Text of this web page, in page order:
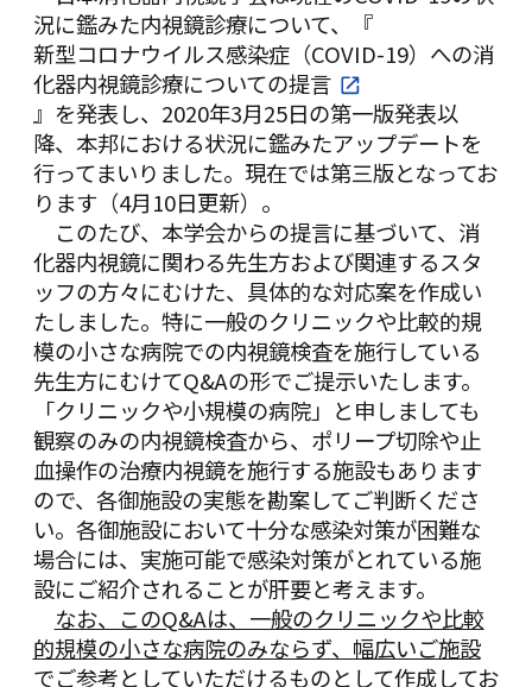
況に鑑みた内視鏡診療について、『
新型コロナウイルス感染症（COVID-19）への消
化器内視鏡診療についての提言
』を発表し、2020年3月25日の第一版発表以
降、本邦における状況に鑑みたアップデートを
行ってまいりました。現在では第三版となってお
ります（4月10日更新）。
このたび、本学会からの提言に基づいて、消
化器内視鏡に関わる先生方および関連するスタ
ッフの方々にむけた、具体的な対応案を作成い
たしました。特に一般のクリニックや比較的規
模の小さな病院での内視鏡検査を施行している
先生方にむけてQ&Aの形でご提示いたします。
「クリニックや小規模の病院」と申しましても
観察のみの内視鏡検査から、ポリープ切除や止
血操作の治療内視鏡を施行する施設もあります
ので、各御施設の実態を勘案してご判断くださ
い。各御施設において十分な感染対策が困難な
場合には、実施可能で感染対策がとれている施
設にご紹介されることが肝要と考えます。
なお、このQ&Aは、一般のクリニックや比較
的規模の小さな病院のみならず、幅広いご施設
でご参考としていただけるものとして作成してお